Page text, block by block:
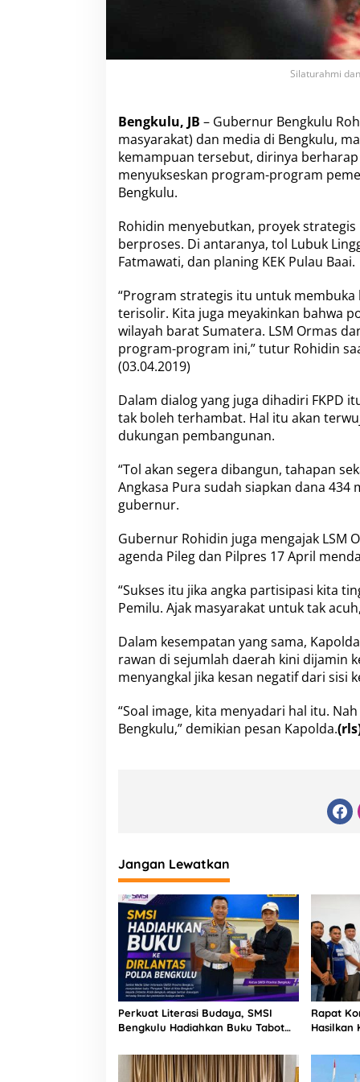
S
M
O
m
d
a
n
M
d
i
a
Silaturahmi
Bengkulu, JB – Gubernur Bengkulu
masyarakat) dan media di Bengkulu,
kemampuan tersebut, dirinya
menyukseskan program-program
Bengkulu.
Rohidin menyebutkan, proyek
berproses. Di antaranya, tol Lubuk
Fatmawati, dan planing KEK Pulau Baai.
“Program strategis itu untuk
terisolir. Kita juga meyakinkan bahwa
wilayah barat Sumatera. LSM Ormas
program-program ini,” tutur Rohidin
(03.04.2019)
Dalam dialog yang juga dihadiri FKPD
tak boleh terhambat. Hal itu akan
dukungan pembangunan.
“Tol akan segera dibangun, tahapan
Angkasa Pura sudah siapkan dana
gubernur.
Gubernur Rohidin juga mengajak LSM
agenda Pileg dan Pilpres 17 April
“Sukses itu jika angka partisipasi kita
Pemilu. Ajak masyarakat untuk tak
Dalam kesempatan yang sama,
rawan di sejumlah daerah kini dijamin
menyangkal jika kesan negatif dari sisi
“Soal image, kita menyadari hal itu.
Bengkulu,” demikian pesan Kapolda.
Jangan Lewatkan
Perkuat Literasi Budaya, SMSI
Bengkulu Hadiahkan Buku Tabot
Rapat
Hasilkan